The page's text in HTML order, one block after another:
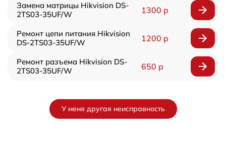
Замена матрицы Hikvision DS-
2TS03-35UF/W
1300 р
Ремонт цепи питания Hikvision
DS-2TS03-35UF/W
1200 р
Ремонт разъема Hikvision DS-
2TS03-35UF/W
650 р
У меня другая неисправность